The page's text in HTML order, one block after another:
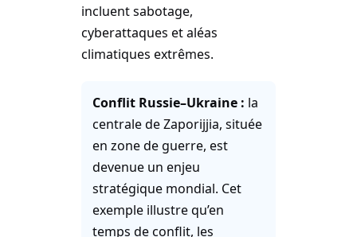
incluent sabotage,
cyberattaques et aléas
climatiques extrêmes.
Conflit Russie–Ukraine : la
centrale de Zaporijjia, située
en zone de guerre, est
devenue un enjeu
stratégique mondial. Cet
exemple illustre qu’en
temps de conflit, les